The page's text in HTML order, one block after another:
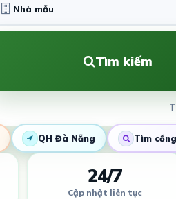
Tìm kiếm
QH Đà Nẵng Tìm
24/7
Cập nhật liên tục